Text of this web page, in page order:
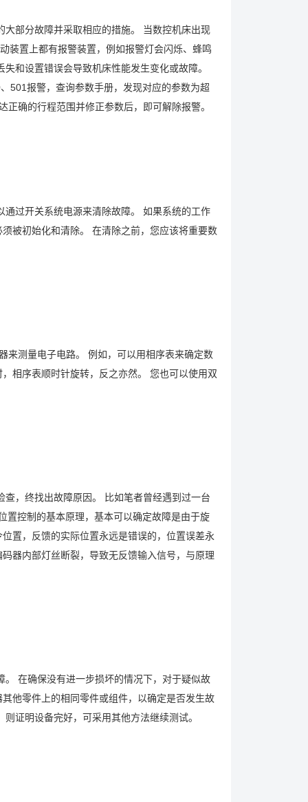
部分故障并采取相应的措施。 当数控机床出现
装置上都有报警装置，例如报警灯会闪烁、蜂鸣
和设置错误会导致机床性能发生变化或故障。
501报警，查询参数手册，发现对应的参数为超
确的行程范围并修正参数后，即可解除报警。
过开关系统电源来清除故障。 如果系统的工作
被初始化和清除。 在清除之前，您应该将重要数
测量电子电路。 例如，可以用相序表来确定数
相序表顺时针旋转，反之亦然。 您也可以使用双
，终找出故障原因。 比如笔者曾经遇到过一台
置控制的基本原理，基本可以确定故障是由于旋
置，反馈的实际位置永远是错误的，位置误差永
器内部灯丝断裂，导致无反馈输入信号，与原理
在确保没有进一步损坏的情况下，对于疑似故
他零件上的相同零件或组件，以确定是否发生故
证明设备完好，可采用其他方法继续测试。